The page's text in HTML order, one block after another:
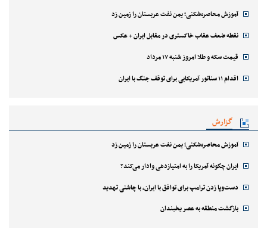
آموزش محاصره‌شکنی؛ یمن نفت عربستان را زمین زد
نقطه ضعف عقاب خاکستری در مقابل ایران + عکس
قیمت سکه و طلا امروز شنبه ۱۷ مرداد
اقدام ۱۱ سناتور آمریکایی برای توقف جنگ با ایران
گزارش
آموزش محاصره‌شکنی؛ یمن نفت عربستان را زمین زد
ایران چگونه آمریکا را به امتیازدهی وادار می‌کند؟
دست‌وپا زدن ترامپ برای توافق با ایران، با چاشنی تهدید
بازگشت منطقه به عصر یخبندان